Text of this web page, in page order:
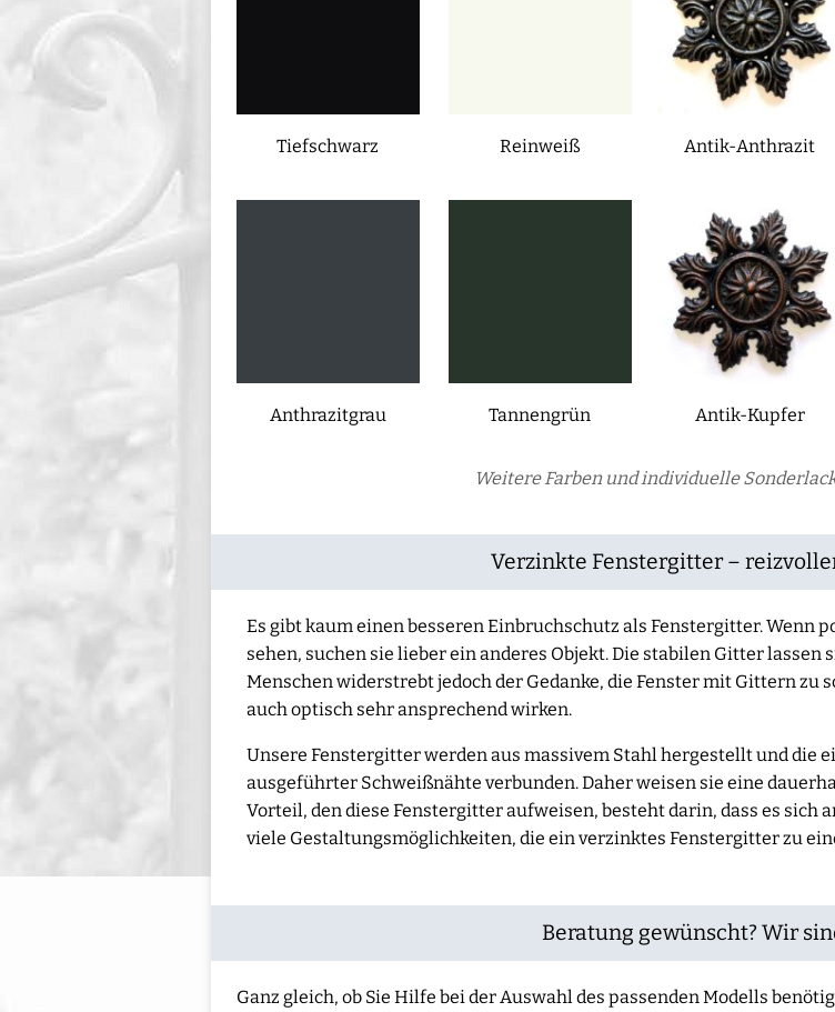
Tiefschwarz Reinweiß
Anthrazitgrau Tannengrün
Antik-Anthrazit
Antik-Kupfer
Weitere Farben und individuelle
Verzinkte Fenstergitter –
Es gibt kaum einen besseren Einbruchschutz als Fenstergitter. Wenn
sehen, suchen sie lieber ein anderes Objekt. Die stabilen Gitter
Menschen widerstrebt jedoch der Gedanke, die Fenster mit Gittern zu
auch optisch sehr ansprechend wirken.
Unsere Fenstergitter werden aus massivem Stahl hergestellt und die
ausgeführter Schweißnähte verbunden. Daher weisen sie eine
Vorteil, den diese Fenstergitter aufweisen, besteht darin, dass es sich
viele Gestaltungsmöglichkeiten, die ein verzinktes Fenstergitter zu
Beratung gewünscht? Wir
Ganz gleich, ob Sie Hilfe bei der Auswahl des passenden Modells